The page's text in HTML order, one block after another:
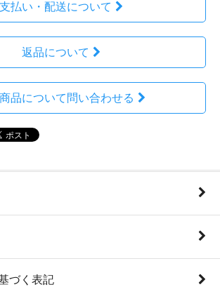
支払い・配送について
返品について
品について問い合わせる
づく表記